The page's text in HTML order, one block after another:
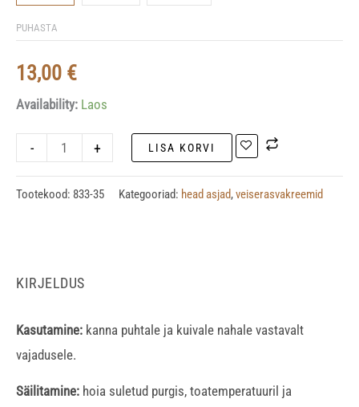
PUHASTA
13,00 €
Availability: Laos
- + LISA KORVI
Tootekood: 833-35 Kategooriad: head asjad,veiserasvakreemid
KIRJELDUS
Kasutamine: kanna puhtale ja kuivale nahale vastavalt
vajadusele.
Säilitamine: hoia suletud purgis, toatemperatuuril ja